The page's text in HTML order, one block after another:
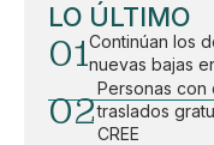
LO ÚLTIMO
01Continúan los
nuevas bajas
02
Personas con
traslados
CREE